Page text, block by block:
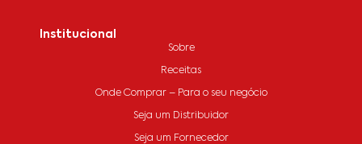
Institucional
Sobre
Receitas
Onde Comprar – Para o seu negócio
Seja um Distribuidor
Seja um Fornecedor